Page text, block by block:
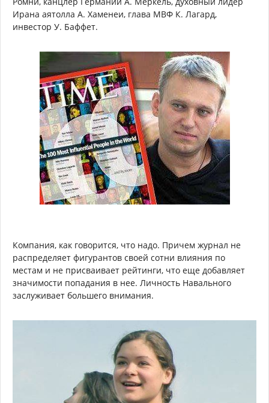
Ирана аятолла А. Хаменеи, глава МВФ К. Лагард,
инвестор У. Баффет.
Компания, как говорится, что надо. Причем журнал не
распределяет фигурантов своей сотни влияния по
местам и не присваивает рейтинги, что еще добавляет
значимости попадания в нее. Личность Навального
заслуживает большего внимания.